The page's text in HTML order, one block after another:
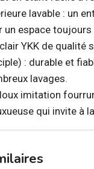
lavable : un
un espace toujours
YKK de qualité
: durable et
lavages.
imitation
qui invite à